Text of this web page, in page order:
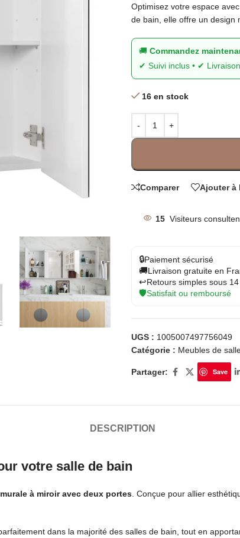
Optimisez votre espace
de bain, elle offre un design
🚚 Commandez
✔ Suivi inclus • ✔
16 en stock
Comparer Ajouter à
15 Visiteurs
🔒Paiement sécurisé
🚚Livraison gratuite en
↩️Retours simples sous
🛡️Satisfait ou remboursé
UGS : 1005007497756049
Catégorie : Meubles de
Partager: Save
DESCRIPTION
votre salle de bain
à miroir avec deux portes . Conçue pour allier
parfaitement dans la majorité des salles de bain, tout en